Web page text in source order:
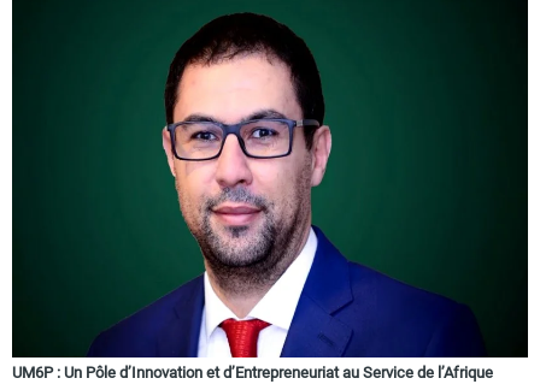
UM6P : Un Pôle d’Innovation et d’Entrepreneuriat au Service de l’Afrique